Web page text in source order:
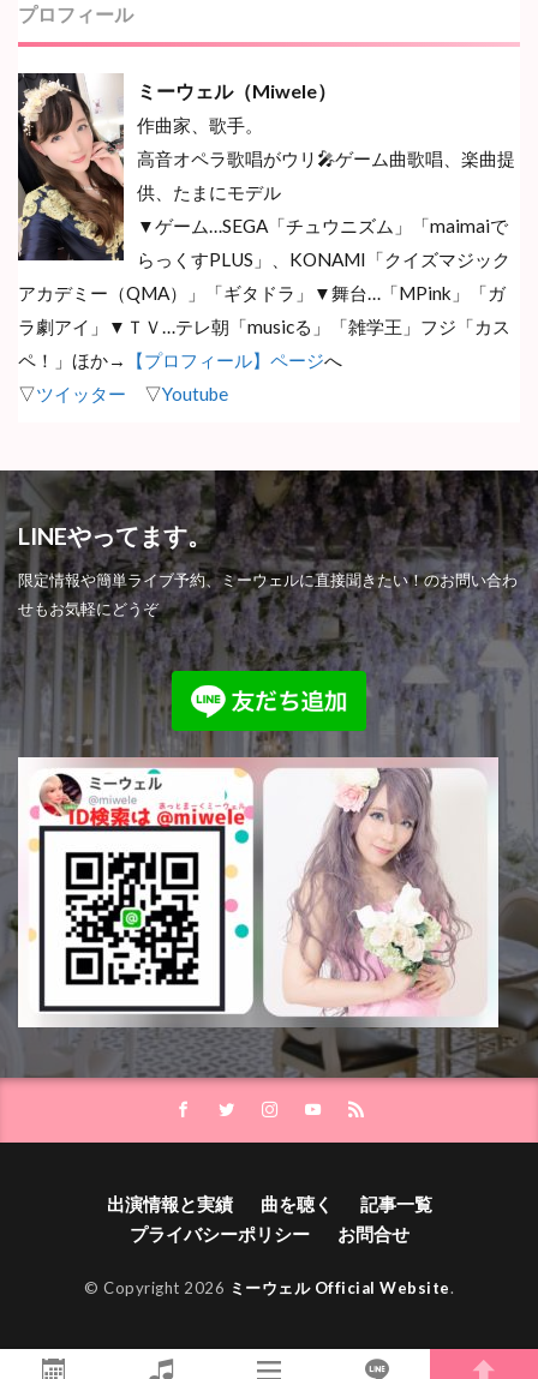
プロフィール
ミーウェル（Miwele）
作曲家、歌手。
高音オペラ歌唱がウリ🎤ゲーム曲歌唱、楽曲提
供、たまにモデル
▼ゲーム…SEGA「チュウニズム」「maimaiで
らっくすPLUS」、KONAMI「クイズマジック
アカデミー（QMA）」「ギタドラ」▼舞台… 「MPink」「ガ
ラ劇アイ」▼ＴＶ…テレ朝「musicる」「雑学王」フジ「カス
ペ！」ほか→
【プロフィール】ページへ
▽ツイッター ▽Youtube
LINEやってます。
限定情報や簡単ライブ予約、ミーウェルに直接聞きたい！のお問い合わ
せもお気軽にどうぞ
出演情報と実績 曲を聴く
記事一覧
プライバシーポリシー
お問合せ
© Copyright 2026 ミーウェル Official Website.